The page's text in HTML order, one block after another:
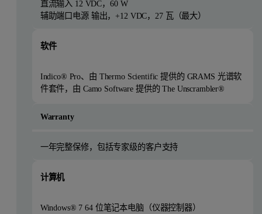
直流输入 12 VDC，60 W
辅助端口电源 输出，+12 VDC，27 瓦（最大）
软件
Indico® Pro、由 Thermo Scientific 提供的 GRAMS 光谱软
件套件，由 Camo Software 提供的 The Unscrambler®
Warranty
一年完整保修，包括专家级的客户支持
计算机
Windows® 7 64 位笔记本电脑（仪器控制器）